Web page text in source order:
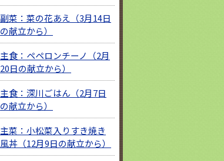
副菜：菜の花あえ（3月14日
の献立から）
主食：ペペロンチーノ（2月
20日の献立から）
主食：深川ごはん（2月7日
の献立から）
主菜：小松菜入りすき焼き
風丼（12月9日の献立から）